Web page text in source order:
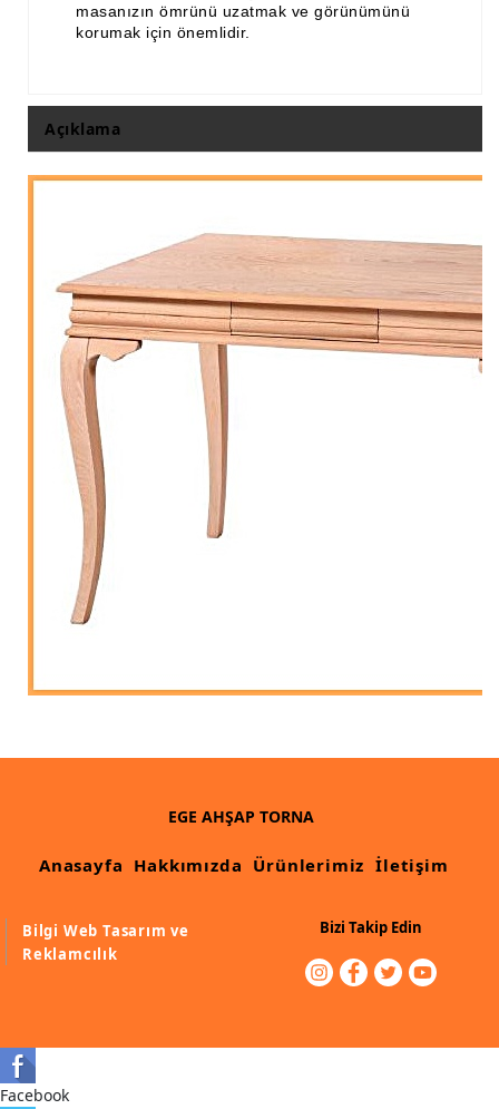
masanızın ömrünü uzatmak ve görünümünü
korumak için önemlidir.
Açıklama
EGE AHŞAP TORNA
Anasayfa Hakkımızda Ürünlerimiz İletişim
Bilgi Web Tasarım ve
Reklamcılık
Bizi Takip Edin
Facebook